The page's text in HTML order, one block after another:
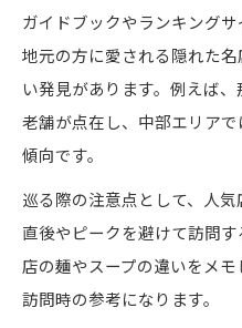
ガイドブックやランキングサ
地元の方に愛される隠れた
い発見があります。例えば
老舗が点在し、中部エリア
傾向です。
巡る際の注意点として、人
直後やピークを避けて訪問
店の麺やスープの違いをメ
訪問時の参考になります。